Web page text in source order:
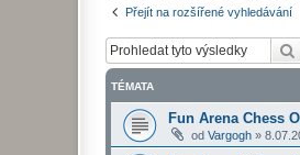
Přejít na rozšířené vyhledávání
TÉMATA
Fun Arena Chess
od Vargogh »